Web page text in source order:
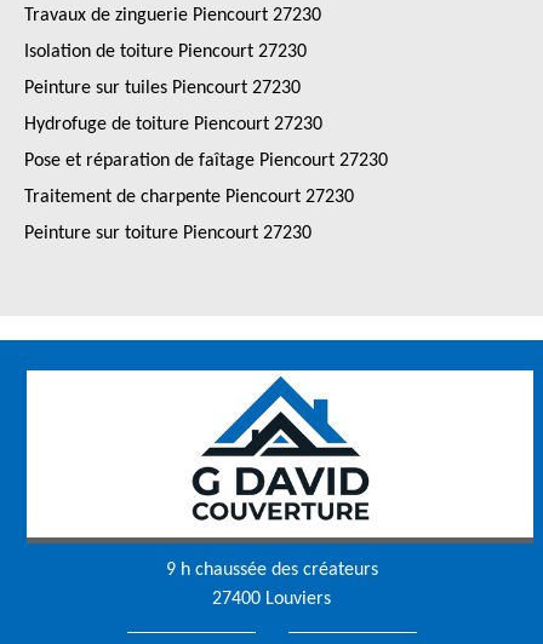
Travaux de zinguerie Piencourt 27230
Isolation de toiture Piencourt 27230
Peinture sur tuiles Piencourt 27230
Hydrofuge de toiture Piencourt 27230
Pose et réparation de faîtage Piencourt 27230
Traitement de charpente Piencourt 27230
Peinture sur toiture Piencourt 27230
9 h chaussée des créateurs
27400 Louviers